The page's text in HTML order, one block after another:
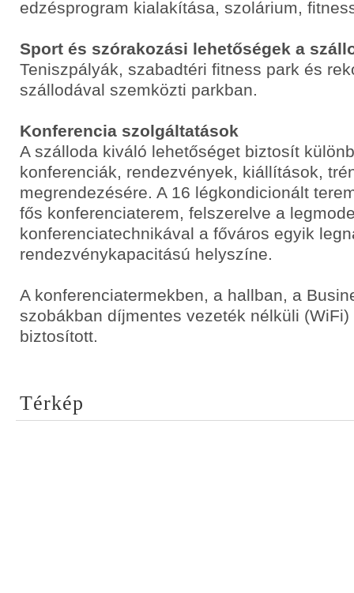
edzésprogram kialakítása, szolárium,
Sport és szórakozási lehetőségek a
Teniszpályák, szabadtéri fitness park és
szállodával szemközti parkban.
Konferencia szolgáltatások
A szálloda kiváló lehetőséget biztosít
konferenciák, rendezvények, kiállítások,
megrendezésére. A 16 légkondicionált
fős konferenciaterem, felszerelve a
konferenciatechnikával a főváros egyik
rendezvénykapacitású helyszíne.
A konferenciatermekben, a hallban, a
szobákban díjmentes vezeték nélküli
biztosított.
Térkép